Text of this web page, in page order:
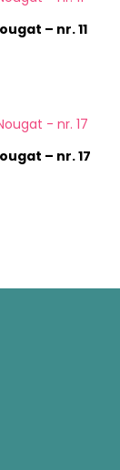
– nr. 11
– nr. 17